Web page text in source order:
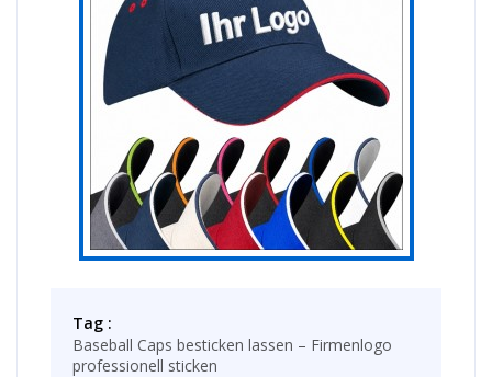
Tag :
Baseball Caps besticken lassen – Firmenlogo
professionell sticken